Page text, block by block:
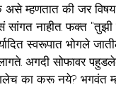
म्हणतात की जर
नाहीत. फक्त "तुझी
स्वरूपात भोगले
अगदी सोफावर
का करू नये? भगवंत